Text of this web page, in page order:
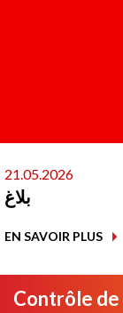
21.05.2026
بلاغ
EN SAVOIR PLUS
Contrôle